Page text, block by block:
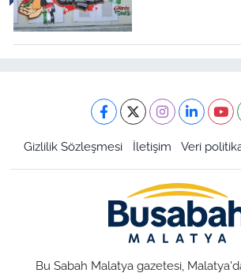
Gizlilik Sözleşmesi İletişim Veri
Bu Sabah Malatya gazetesi,